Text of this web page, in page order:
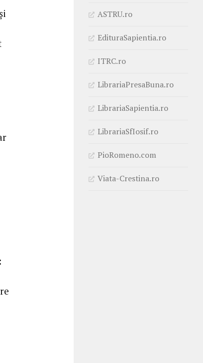
ASTRU.ro
EdituraSapientia.ro
ITRC.ro
LibrariaPresaBuna.ro
LibrariaSapientia.ro
LibrariaSfIosif.ro
PioRomeno.com
Viata-Crestina.ro